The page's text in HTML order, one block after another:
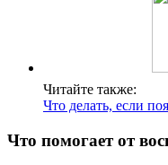
Читайте также:
Что делать, если
Что помогает от